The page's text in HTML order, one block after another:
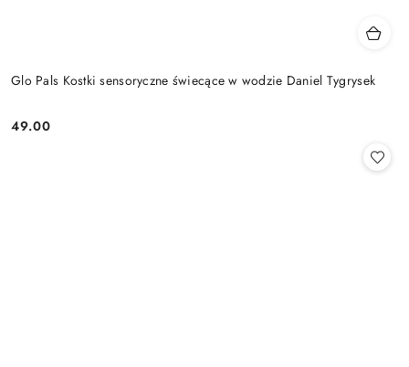
Glo Pals Kostki sensoryczne świecące w wodzie Daniel Tygrysek
Cena:
49.00